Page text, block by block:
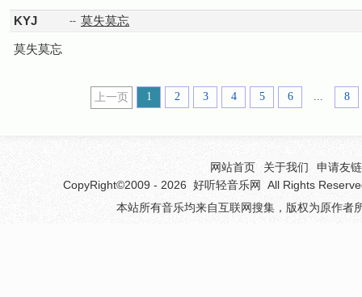
KYJ -- 莫失莫忘
莫失莫忘
上一页 1 2 3 4 5 6 ... 8
网站首页 关于我们
申请友
CopyRight©2009 - 2026 好听轻音乐网
All Rights
本站所有音乐均来自互联网搜集，版权为原作者